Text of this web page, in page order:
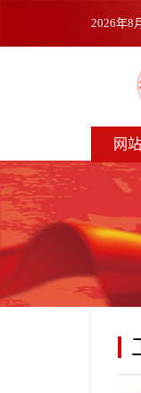
2026年8
网